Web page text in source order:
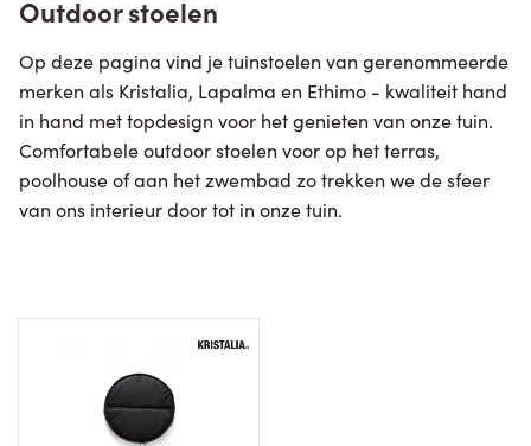
Outdoor stoelen
Op deze pagina vind je tuinstoelen van gerenommeerde
merken als Kristalia, Lapalma en Ethimo - kwaliteit hand
in hand met topdesign voor het genieten van onze tuin.
Comfortabele outdoor stoelen voor op het terras,
poolhouse of aan het zwembad zo trekken we de sfeer
van ons interieur door tot in onze tuin.